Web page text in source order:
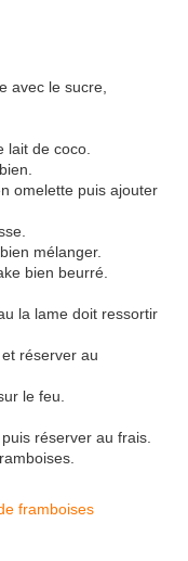
avec le sucre,
lait de coco.
omelette puis ajouter
mélanger.
bien beurré.
la lame doit ressortir
réserver au
le feu.
réserver au frais.